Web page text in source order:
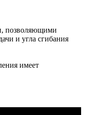
позволяющими
и угла сгибания
имеет